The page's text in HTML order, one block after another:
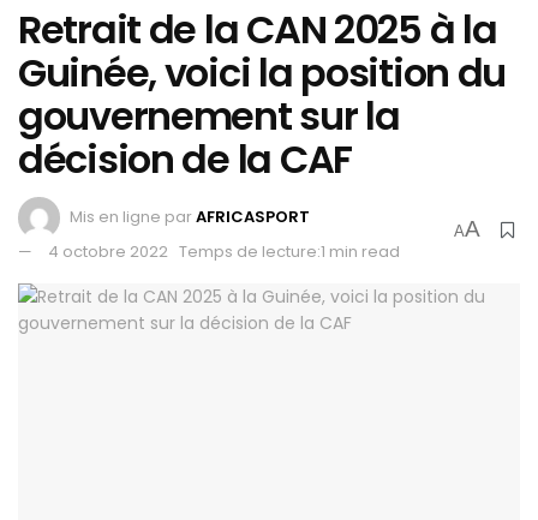
Retrait de la CAN 2025 à la
Guinée, voici la position du
gouvernement sur la
décision de la CAF
Mis en ligne parAFRICASPORT
4 octobre 2022 Temps de lecture:1 min read
AA